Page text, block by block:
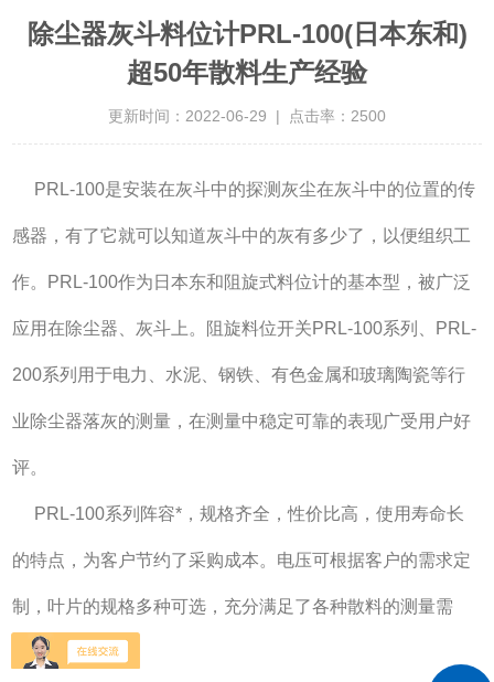
除尘器灰斗料位计PRL-100(日本东和)
超50年散料生产经验
更新时间：2022-06-29 | 点击率：2500
PRL-100是安装在灰斗中的探测灰尘在灰斗中的位置的传
感器，有了它就可以知道灰斗中的灰有多少了，以便组织工
作。PRL-100作为日本东和阻旋式料位计的基本型，被广泛
应用在除尘器、灰斗上。阻旋料位开关PRL-100系列、PRL-
200系列用于电力、水泥、钢铁、有色金属和玻璃陶瓷等行
业除尘器落灰的测量，在测量中稳定可靠的表现广受用户好
评。
PRL-100系列阵容*，规格齐全，性价比高，使用寿命长
的特点，为客户节约了采购成本。电压可根据客户的需求定
制，叶片的规格多种可选，充分满足了各种散料的测量需
求。